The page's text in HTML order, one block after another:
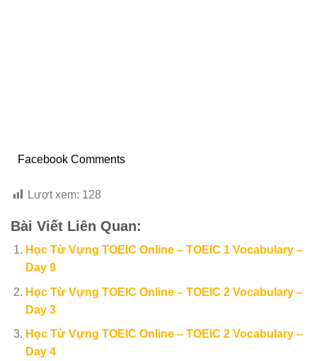
Facebook Comments
Lượt xem: 128
Bài Viết Liên Quan:
Học Từ Vựng TOEIC Online – TOEIC 1 Vocabulary –
Day 9
Học Từ Vựng TOEIC Online – TOEIC 2 Vocabulary –
Day 3
Học Từ Vựng TOEIC Online – TOEIC 2 Vocabulary –
Day 4